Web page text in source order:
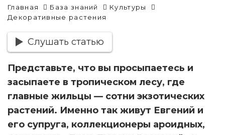
Главная База знаний
Культуры
Декоративные растения
Слушать статью
Представьте, что вы просыпаетесь и
засыпаете в тропическом лесу, где
главные жильцы — сотни экзотических
растений. Именно так живут Евгений и
его супруга, коллекционеры ароидных,